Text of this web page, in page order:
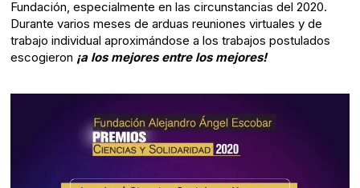
Fundación, especialmente en las circunstancias del 2020.
Durante varios meses de arduas reuniones virtuales y de
trabajo individual aproximándose a los trabajos postulados
escogieron ¡a los mejores entre los mejores!